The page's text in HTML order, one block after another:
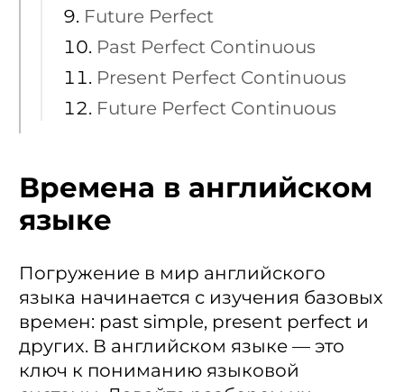
Future Perfect
Past Perfect Continuous
Present Perfect Continuous
Future Perfect Continuous
Времена в английском
языке
Погружение в мир английского
языка начинается с изучения базовых
времен: past simple, present perfect и
других. В английском языке — это
ключ к пониманию языковой